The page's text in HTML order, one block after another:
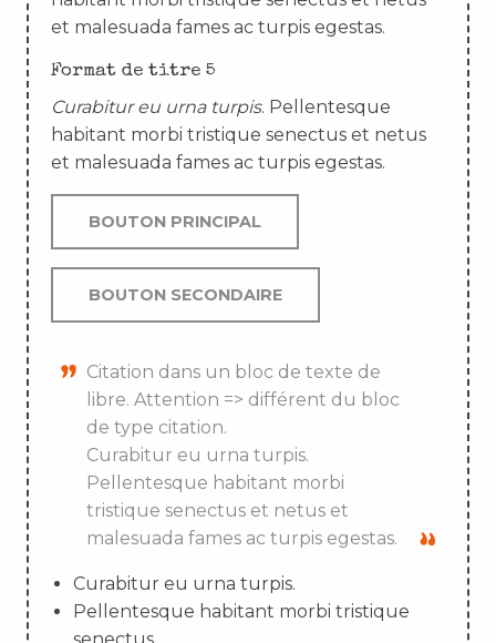
et malesuada fames ac turpis egestas.
Format de titre 5
Curabitur eu urna turpis. Pellentesque
habitant morbi tristique senectus et netus
et malesuada fames ac turpis egestas.
BOUTON PRINCIPAL
BOUTON SECONDAIRE
Citation dans un bloc de texte de
libre. Attention => différent du bloc
de type citation.
Curabitur eu urna turpis.
Pellentesque habitant morbi
tristique senectus et netus et
malesuada fames ac turpis egestas.
Curabitur eu urna turpis.
Pellentesque habitant morbi tristique